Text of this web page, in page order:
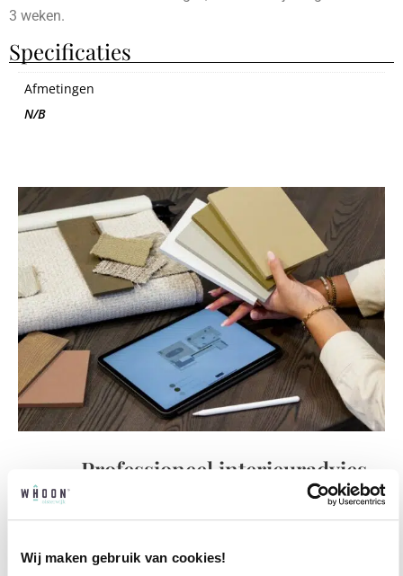
Wij maken gebruik van cookies!
3 weken.
Specificaties
Afmetingen
N/B
Professioneel interieuradvies
Onze professionele interieurstylisten creeëren
vanuit jouw wensen en behoeften een
passend interieuradvies.